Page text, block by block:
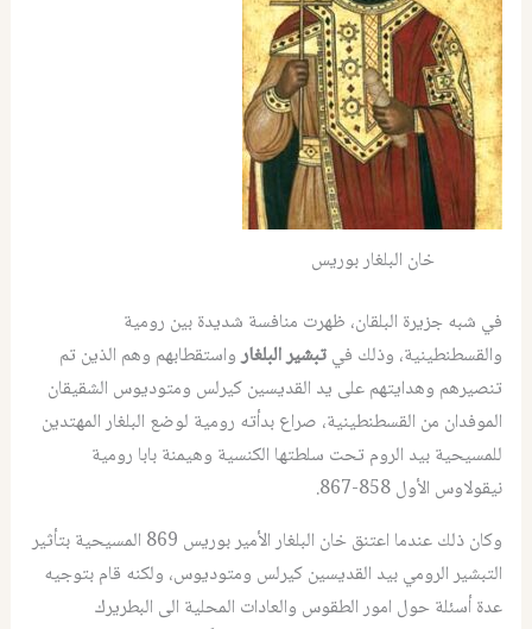
خان البلغار بوريس
في شبه جزيرة البلقان، ظهرت منافسة شديدة بين رومية
والقسطنطينية، وذلك فيتبشير البلغارواستقطابهم وهم الذين تم
تنصيرهم وهدايتهم على يد القديسين كيرلس ومتوديوس الشقيقان
الموفدان من القسطنطينية، صراع بدأته رومية لوضع البلغار المهتدين
للمسيحية بيد الروم تحت سلطتها الكنسية وهيمنة بابا رومية
نيقولاوس الأول 858-867.
وكان ذلك عندما اعتنق خان البلغار الأمير بوريس 869 المسيحية بتأثير
التبشير الرومي بيد القديسين كيرلس ومتوديوس، ولكنه قام بتوجيه
عدة أسئلة حول امور الطقوس والعادات المحلية الى البطريرك